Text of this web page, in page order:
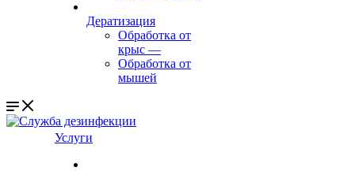
Дератизация
Обработка от
крыс —
Обработка от
мышей
Услуги